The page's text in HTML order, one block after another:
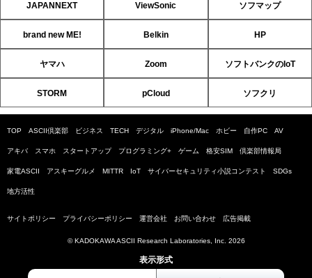
JAPANNEXT ViewSonic ソフマップ
brand new ME! Belkin HP
ヤマハ Zoom ソフトバンクのIoT
STORM pCloud ソフクリ
TOP ASCII倶楽部 ビジネス TECH デジタル iPhone/Mac ホビー 自作PC AV
アキバ スマホ スタートアップ プログラミング+ ゲーム 格安SIM 倶楽部情報局
家電ASCII アスキーグルメ MITTR IoT サイバーセキュリティ小説コンテスト SDGs
地方活性
サイトポリシー プライバシーポリシー 運営会社 お問い合わせ 広告掲載
© KADOKAWA ASCII Research Laboratories, Inc. 2026
表示形式